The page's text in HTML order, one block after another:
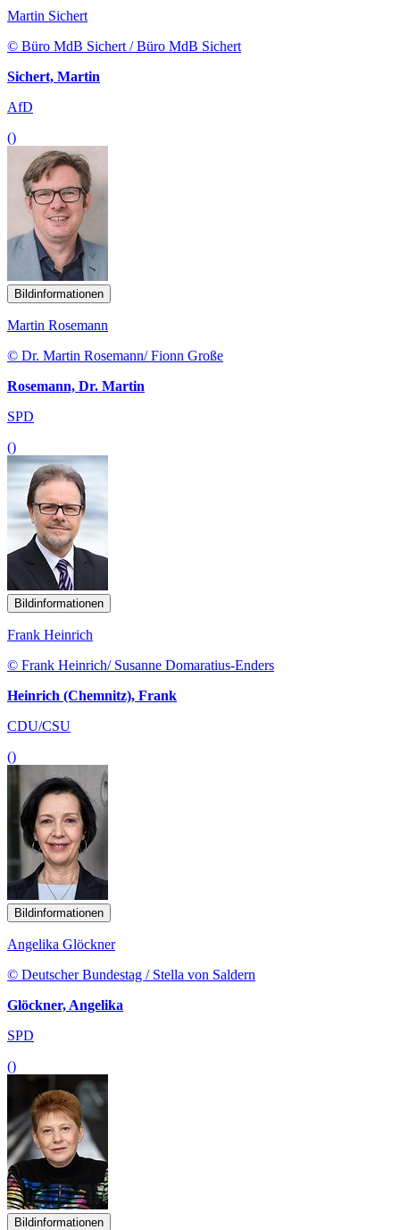
Martin Sichert
© Büro MdB Sichert / Büro MdB Sichert
Sichert, Martin
AfD
()
Bildinformationen
Martin Rosemann
© Dr. Martin Rosemann/ Fionn Große
Rosemann, Dr. Martin
SPD
()
Bildinformationen
Frank Heinrich
© Frank Heinrich/ Susanne Domaratius-Enders
Heinrich (Chemnitz), Frank
CDU/CSU
()
Bildinformationen
Angelika Glöckner
© Deutscher Bundestag / Stella von Saldern
Glöckner, Angelika
SPD
()
Bildinformationen